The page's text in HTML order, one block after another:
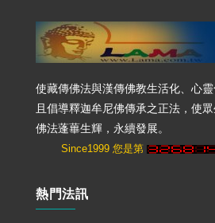
使藏傳佛法與漢傳佛教生活化、心
且倡導釋迦牟尼佛傳承之正法，使
佛法蓬蓽生輝，永續發展。
Since1999 您是第
熱門法訊